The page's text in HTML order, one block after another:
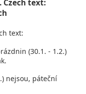
text:
text:
(30.1. - 1.2.)
nejsou, páteční